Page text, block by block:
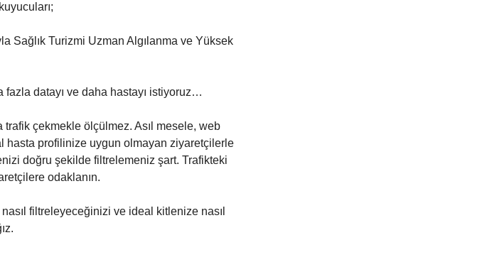
Sağlık Turizmi Uzman Algılanma ve Yüksek
datayı ve daha hastayı istiyoruz…
trafik çekmekle ölçülmez. Asıl mesele, web
hasta profilinize uygun olmayan ziyaretçilerle
doğru şekilde filtrelemeniz şart. Trafikteki
odaklanın.
filtreleyeceğinizi ve ideal kitlenize nasıl